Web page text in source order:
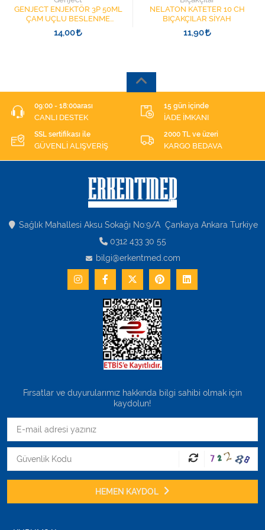
GENJECT ENJEKTÖR 3P 50ML
ÇAM UÇLU BESLENME
ŞIRINGASI 1852412 KATATER
UÇLU
14,00
NELATON KATETER 10 CH
BIÇAKÇILAR SİYAH
11,90
09:00 - 18:00arası
CANLI DESTEK
15 gün içinde
İADE İMKANI
SSL sertifikası ile
GÜVENLİ ALIŞVERİŞ
2000 TL ve üzeri
KARGO BEDAVA
Sağlık Mahallesi Aksu Sokağı No:9/A Çankaya Ankara Turkiye
0312 433 30 55
bilgi@erkentmed.com
Fırsatlar ve duyurularımız hakkında bilgi sahibi olmak için
kaydolun!
HEMEN KAYDOL